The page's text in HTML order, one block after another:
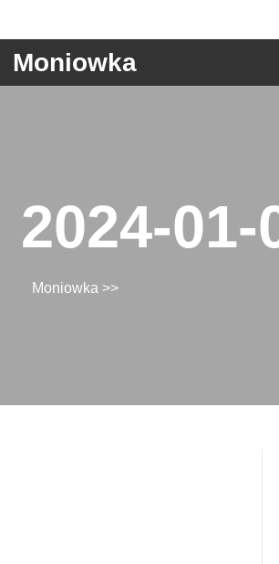
Moniowka
2024-01-
Moniowka >>